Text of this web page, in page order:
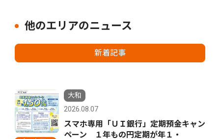
他のエリアのニュース
新着記事
大和
2026.08.07
スマホ専用「ＵＩ銀行」定期預金キャン
ペーン １年もの円定期が年１・